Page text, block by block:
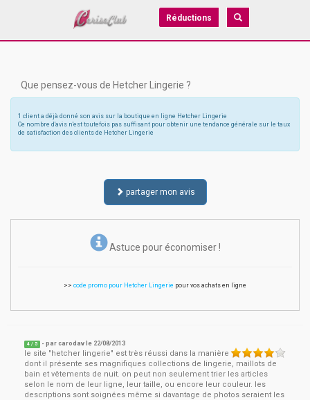
Réductions
Que pensez-vous de Hetcher Lingerie ?
1 client a déjà donné son avis sur la boutique en ligne Hetcher Lingerie
Ce nombre d'avis n'est toutefois pas suffisant pour obtenir une tendance générale sur le taux
de satisfaction des clients de Hetcher Lingerie
partager mon avis
Astuce pour économiser !
>> code promo pour Hetcher Lingerie pour vos achats en ligne
4 / 5 - parcarodav le 22/08/2013
le site "hetcher lingerie" est très réussi dans la manière
dont il présente ses magnifiques collections de lingerie, maillots de
bain et vêtements de nuit. on peut non seulement trier les articles
selon le nom de leur ligne, leur taille, ou encore leur couleur. les
descriptions sont soignées même si davantage de photos seraient les